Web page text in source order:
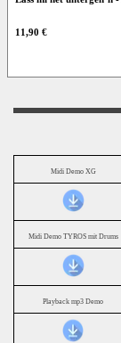
11,90 €
Midi Demo XG
Midi Demo TYROS mit Drums
Playback mp3 Demo